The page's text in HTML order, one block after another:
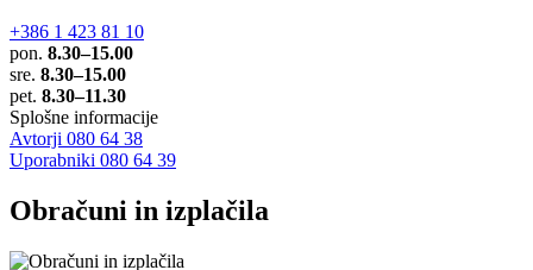
+386 1 423 81 10
pon. 8.30–15.00
sre. 8.30–15.00
pet. 8.30–11.30
Splošne informacije
Avtorji 080 64 38
Uporabniki 080 64 39
Obračuni in izplačila